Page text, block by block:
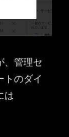
、管理セ
トのダイ
は